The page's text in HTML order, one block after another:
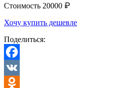
Стоимость 20000 ₽
Хочу купить дешевле
Поделиться:
Facebook
VK